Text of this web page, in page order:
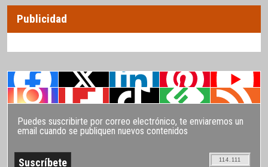
Publicidad
Puedes suscribirte por correo electrónico, te enviaremos un
email cuando se publiquen nuevos contenidos
114.111